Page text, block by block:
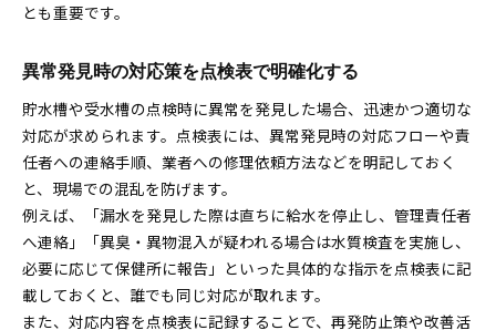
とも重要です。
異常発見時の対応策を点検表で明確化する
貯水槽や受水槽の点検時に異常を発見した場合、迅速かつ適切な
対応が求められます。点検表には、異常発見時の対応フローや責
任者への連絡手順、業者への修理依頼方法などを明記しておく
と、現場での混乱を防げます。
例えば、「漏水を発見した際は直ちに給水を停止し、管理責任者
へ連絡」「異臭・異物混入が疑われる場合は水質検査を実施し、
必要に応じて保健所に報告」といった具体的な指示を点検表に記
載しておくと、誰でも同じ対応が取れます。
また、対応内容を点検表に記録することで、再発防止策や改善活